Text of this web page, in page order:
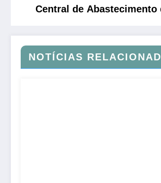
Central de
NOTÍCIAS